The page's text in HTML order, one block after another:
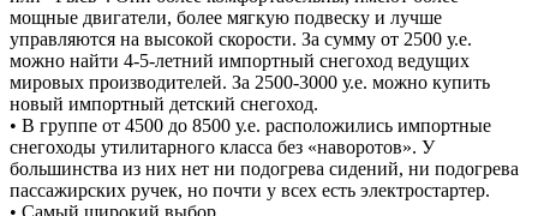
мощные двигатели, более мягкую подвеску и лучше
управляются на высокой скорости. За сумму от 2500 у.е.
можно найти 4-5-летний импортный снегоход ведущих
мировых производителей. За 2500-3000 у.е. можно купить
новый импортный детский снегоход.
• В группе от 4500 до 8500 у.е. расположились импортные
снегоходы утилитарного класса без «наворотов». У
большинства из них нет ни подогрева сидений, ни подогрева
пассажирских ручек, но почти у всех есть электростартер.
• Самый широкий выбор